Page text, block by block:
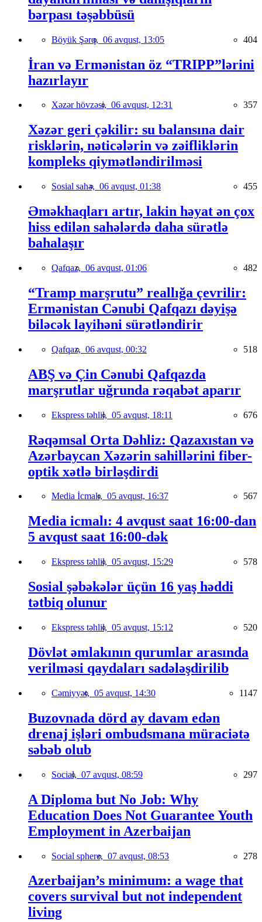
bərpası təşəbbüsü
Böyük Şərq, 06 avqust, 13:05 404
İran və Ermənistan öz “TRIPP”lərini
hazırlayır
Xəzər hövzəsi, 06 avqust, 12:31 357
Xəzər geri çəkilir: su balansına dair
risklərin, nəticələrin və zəifliklərin
kompleks qiymətləndirilməsi
Sosial sahə, 06 avqust, 01:38 455
Əməkhaqları artır, lakin həyat ən çox
hiss edilən sahələrdə daha sürətlə
bahalaşır
Qafqaz, 06 avqust, 01:06 482
“Tramp marşrutu” reallığa çevrilir:
Ermənistan Cənubi Qafqazı dəyişə
biləcək layihəni sürətləndirir
Qafqaz, 06 avqust, 00:32 518
ABŞ və Çin Cənubi Qafqazda
marşrutlar uğrunda rəqabət aparır
Ekspress təhlil, 05 avqust, 18:11 676
Rəqəmsal Orta Dəhliz: Qazaxıstan və
Azərbaycan Xəzərin sahillərini fiber-
optik xətlə birləşdirdi
Media İcmalı, 05 avqust, 16:37 567
Media icmalı: 4 avqust saat 16:00-dan
5 avqust saat 16:00-dək
Ekspress təhlil, 05 avqust, 15:29 578
Sosial şəbəkələr üçün 16 yaş həddi
tətbiq olunur
Ekspress təhlil, 05 avqust, 15:12 520
Dövlət əmlakının qurumlar arasında
verilməsi qaydaları sadələşdirilib
Cəmiyyət, 05 avqust, 14:30 1147
Buzovnada dörd ay davam edən
drenaj işləri ombudsmana müraciətə
səbəb olub
Social, 07 avqust, 08:59 297
A Diploma but No Job: Why
Education Does Not Guarantee Youth
Employment in Azerbaijan
Social sphere, 07 avqust, 08:53 278
Azerbaijan’s minimum: a wage that
covers survival but not independent
living